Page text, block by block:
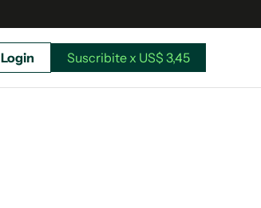
Login Suscribite x US$ 3,45